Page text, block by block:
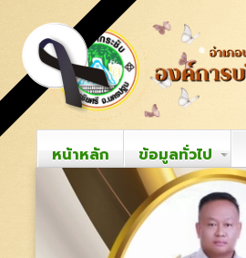
หน้าหลัก ข้อมูลทั่วไป